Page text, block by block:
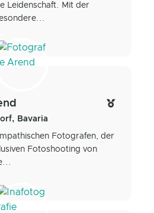
Leidenschaft. Mit der
Bavaria
Fotografen, der
Fotoshooting von